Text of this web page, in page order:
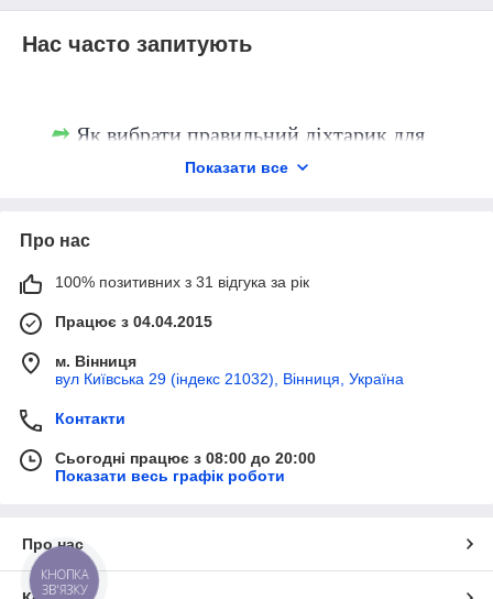
підібрати ліхтарик на батарейках який
Підберуть пристрій, потрібного типу та
Пропонуємо великий вибір
представлені аксесуари різних типів та
постійно оновлюються. Лише актуальна
Гарантуємо оригінальність
Нас часто запитують
Як вибрати правильний ліхтарик для
ліхтарика?
Які типи ліхтариків доступні в
магазині "In My Smart"?
Показати все
Про нас
100% позитивних з 31 відгука за рік
Працює з 04.04.2015
м. Вінниця
вул Київська 29 (індекс 21032), Вінниця, Україна
Контакти
Сьогодні працює з 08:00 до 20:00
Показати весь графік роботи
Про нас
КНОПКА
ЗВ'ЯЗКУ